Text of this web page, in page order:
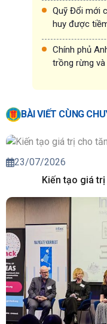
Quỹ Đổi mới
huy được
Chính phủ
trồng rừng
BÀI VIẾT CÙNG
23/07/2026
Kiến tạo giá